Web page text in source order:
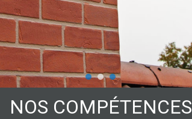
NOS COMPÉTENCES